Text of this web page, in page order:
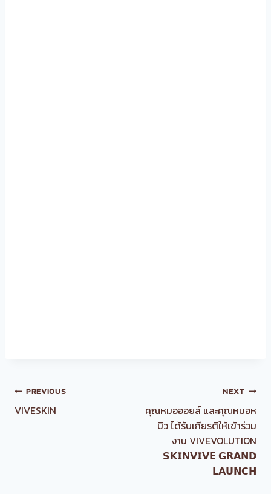
Post
navigation
PREVIOUS
VIVESKIN
NEXT
คุณหมอออยล์ และคุณหมอห
มิว ได้รับเกียรติให้เข้าร่วม
งาน VIVEVOLUTION
𝗦𝗞𝗜𝗡𝗩𝗜𝗩𝗘 𝗚𝗥𝗔𝗡𝗗
𝗟𝗔𝗨𝗡𝗖𝗛